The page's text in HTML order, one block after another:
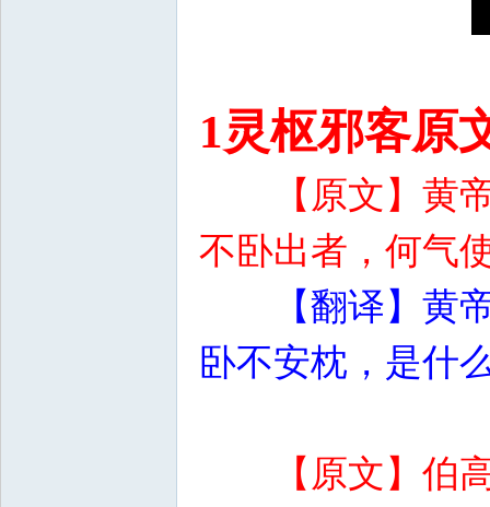
1灵枢邪客原
【原文】黄
不卧出者，何气
【翻译】黄
卧不安枕，是什
【原文】伯